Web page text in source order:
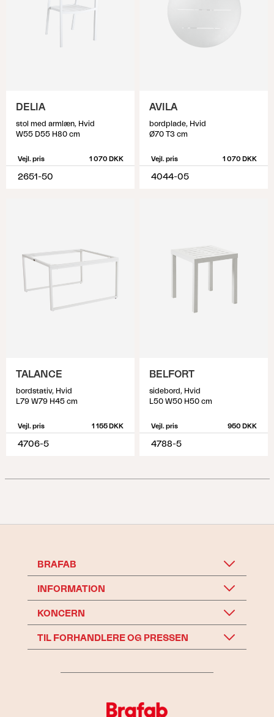
DELIA
stol med armlæn, Hvid
W55 D55 H80 cm
Vejl. pris 1 070 DKK
2651-50
AVILA
bordplade, Hvid
Ø70 T3 cm
Vejl. pris 1 070 DKK
4044-05
TALANCE
bordstativ, Hvid
L79 W79 H45 cm
Vejl. pris 1 155 DKK
4706-5
BELFORT
sidebord, Hvid
L50 W50 H50 cm
Vejl. pris 950 DKK
4788-5
BRAFAB
INFORMATION
KONCERN
TIL FORHANDLERE OG PRESSEN